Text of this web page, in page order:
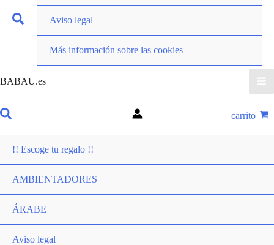
Aviso legal
Más información sobre las cookies
BABAU.es
carrito
!! Escoge tu regalo !!
AMBIENTADORES
ÁRABE
Aviso legal